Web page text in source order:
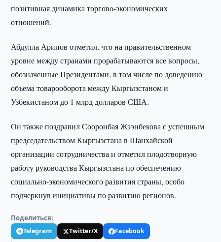
позитивная динамика торгово-экономических
отношений.
Абдулла Арипов отметил, что на правительственном
уровне между странами прорабатываются все вопросы,
обозначенные Президентами, в том числе по доведению
объема товарооборота между Кыргызстаном и
Узбекистаном до 1 млрд долларов США.
Он также поздравил Сооронбая Жээнбекова с успешным
председательством Кыргызстана в Шанхайской
организации сотрудничества и отметил плодотворную
работу руководства Кыргызстана по обеспечению
социально-экономического развития страны, особо
подчеркнув инициативы по развитию регионов.
Поделиться:
Telegram Twitter/X
Facebook